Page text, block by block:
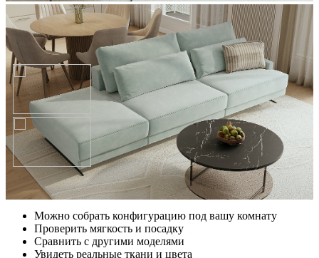
Зачем ехать в салон?
Можно собрать конфигурацию под вашу комнату
Проверить мягкость и посадку
Сравнить с другими моделями
Увидеть реальные ткани и цвета